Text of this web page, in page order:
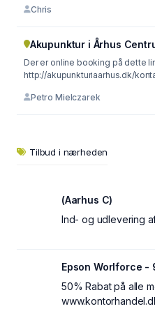
Chris
Akupunktur i Århus
Der er online booking på dette
http://akupunkturiaarhus.dk/
Petro Mielczarek
Tilbud i nærheden
(Aarhus C)
Ind- og udlevering
Epson Worlforce -
50% Rabat på alle